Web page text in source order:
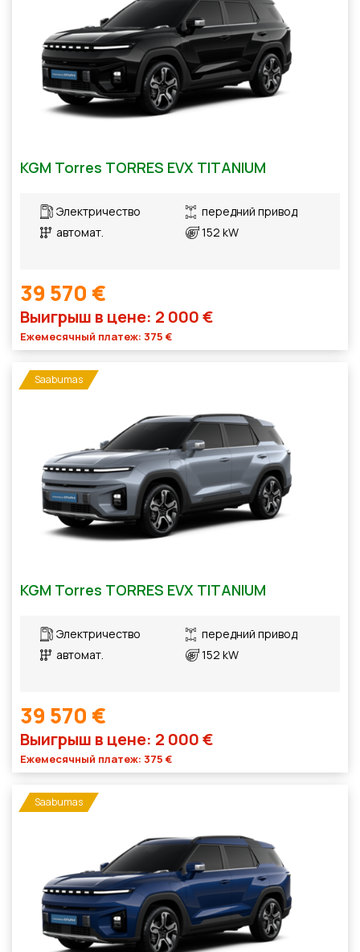
KGM Torres TORRES EVX TITANIUM
Электричество
автомат.
передний привод
152 kW
39 570 €
Выигрыш в цене: 2 000 €
Ежемесячный платеж: 375 €
Saabumas
KGM Torres TORRES EVX TITANIUM
Электричество
автомат.
передний привод
152 kW
39 570 €
Выигрыш в цене: 2 000 €
Ежемесячный платеж: 375 €
Saabumas